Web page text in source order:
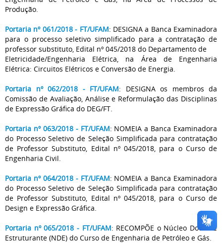
Produção.
Portaria nº 061/2018 - FT/UFAM: DESIGNA a Banca Examinadora
para o processo seletivo simplificado para a contratação de
professor substituto, Edital nº 045/2018 do Departamento de
Eletricidade/Engenharia Elétrica, na Área de Engenharia
Elétrica: Circuitos Elétricos e Conversão de Energia.
Portaria nº 062/2018 - FT/UFAM: DESIGNA os membros da
Comissão de Avaliação, Análise e Reformulação das Disciplinas
de Expressão Gráfica do DEG/FT.
Portaria nº 063/2018 - FT/UFAM: NOMEIA a Banca Examinadora
do Processo Seletivo de Seleção Simplificada para contratação
de Professor Substituto, Edital nº 045/2018, para o Curso de
Engenharia Civil.
Portaria nº 064/2018 - FT/UFAM: NOMEIA a Banca Examinadora
do Processo Seletivo de Seleção Simplificada para contratação
de Professor Substituto, Edital nº 045/2018, para o Curso de
Design e Expressão Gráfica.
Portaria nº 065/2018 - FT/UFAM: RECOMPÕE o Núcleo Docente
Estruturante (NDE) do Curso de Engenharia de Petróleo e Gás.